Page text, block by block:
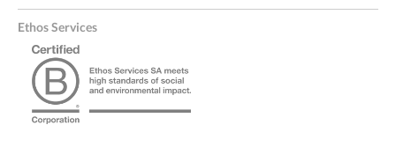
Ethos Services